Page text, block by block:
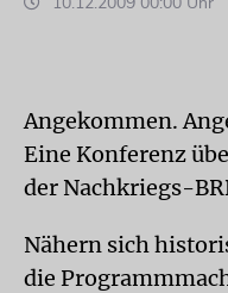
Angekommen.
Eine Konferenz
der Nachkriegs-
Nähern sich
die